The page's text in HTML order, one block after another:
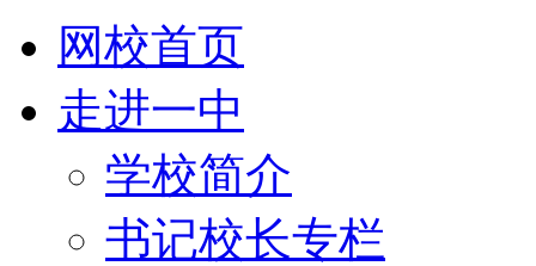
网校首页
走进一中
学校简介
书记校长专栏